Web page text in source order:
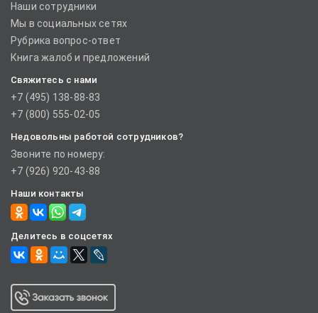
Наши сотрудники
Мы в социальных сетях
Рубрика вопрос-ответ
Книга жалоб и предложений
Свяжитесь с нами
+7 (495) 138-88-83
+7 (800) 555-02-05
Недовольны работой сотрудников?
Звоните по номеру:
+7 (926) 920-43-88
Наши контакты
Делитесь в соцсетях